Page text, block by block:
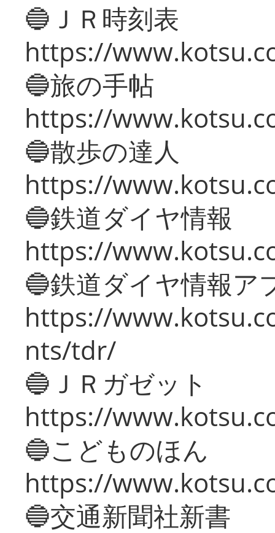
🔵ＪＲ時刻表
https://
🔵旅の手帖
https://
🔵散歩の達人
https://
🔵鉄道ダイヤ情報
https://
🔵鉄道ダイヤ情報ア
https://
nts/tdr/
🔵ＪＲガゼット
https://
🔵こどものほん
https://
🔵交通新聞社新書